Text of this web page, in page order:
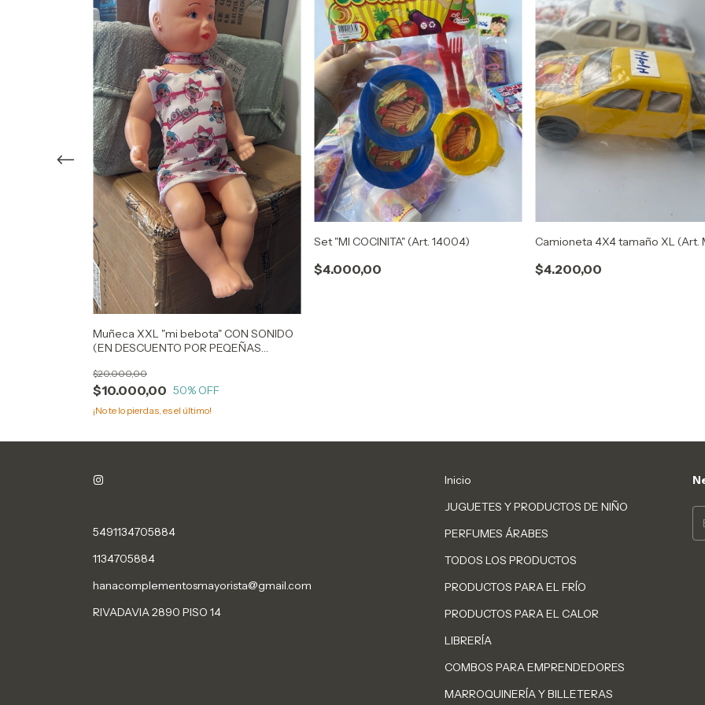
Muñeca XXL "mi bebota" CON SONIDO
(EN DESCUENTO POR PEQEÑAS
$10.000,00
$20.000,00
50% OFF
¡No te lo pierdas, es el último!
Set "MI COCINITA" (Art. 14004)
$4.000,00
Camioneta 4X4 tamaño XL (Art.
$4.200,00
5491134705884
1134705884
hanacomplementosmayorista@gmail.com
RIVADAVIA 2890 PISO 14
Inicio
JUGUETES Y PRODUCTOS DE NIÑO
PERFUMES ÁRABES
TODOS LOS PRODUCTOS
PRODUCTOS PARA EL FRÍO
PRODUCTOS PARA EL CALOR
LIBRERÍA
COMBOS PARA EMPRENDEDORES
MARROQUINERÍA Y BILLETERAS